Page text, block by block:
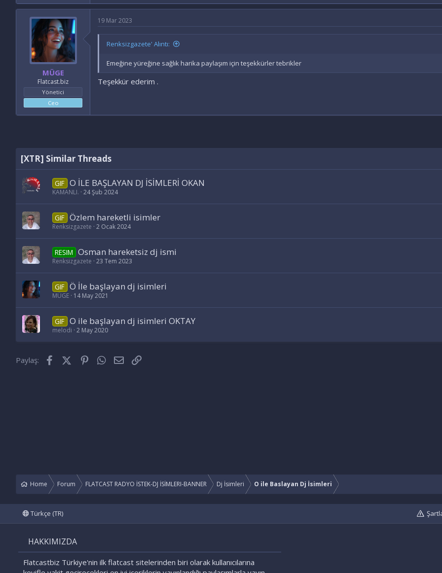
d
l
e
:
MÜGE
Flatcast.biz
Yönetici
Ceo
19 Mar 2023
Renksizgazete' Alıntı:
Emeğine yüreğine sağlık harika paylaşım için teşekkürler tebrikler
Teşekkür ederim .
[XTR] Similar Threads
GIF O İLE BAŞLAYAN DJ İSİMLERİ OKAN
KAMANLI. 24 Şub 2024
GIF Özlem hareketli isimler
Renksizgazete 2 Ocak 2024
RESIM Osman hareketsiz dj ismi
Renksizgazete 23 Tem 2023
GIF Ö İle başlayan dj isimleri
MÜGE 14 May 2021
GIF O ile başlayan dj isimleri OKTAY
melodi 2 May 2020
Paylaş: FacebookX (Twitter)PinterestWhatsApp
E-posta
Home Forum FLATCAST RADYO İSTEK-DJ İSİMLERI-BANNER Dj İsimleri O ile Baslayan Dj İsimleri
Türkçe (TR)
HAKKIMIZDA
Flatcastbiz Türkiye'nin ilk flatcast sitelerinden biri olarak kullanıcılarına